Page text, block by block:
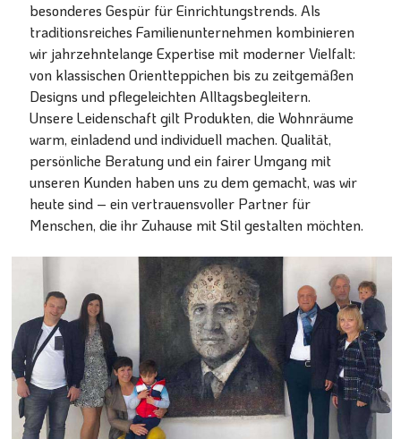
besonderes Gespür für Einrichtungstrends. Als
traditionsreiches Familienunternehmen kombinieren
wir jahrzehntelange Expertise mit moderner Vielfalt:
von klassischen Orientteppichen bis zu zeitgemäßen
Designs und pflegeleichten Alltagsbegleitern.
Unsere Leidenschaft gilt Produkten, die Wohnräume
warm, einladend und individuell machen. Qualität,
persönliche Beratung und ein fairer Umgang mit
unseren Kunden haben uns zu dem gemacht, was wir
heute sind – ein vertrauensvoller Partner für
Menschen, die ihr Zuhause mit Stil gestalten möchten.